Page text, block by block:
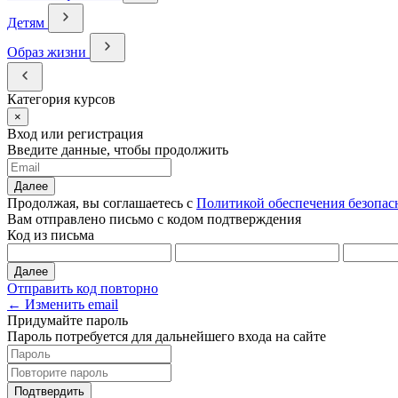
Детям
Образ жизни
Категория курсов
×
Вход или регистрация
Введите данные, чтобы продолжить
Далее
Продолжая, вы соглашаетесь с Политикой обеспечения
Вам отправлено письмо с кодом подтверждения
Код из письма
Далее
Отправить код повторно
← Изменить email
Придумайте пароль
Пароль потребуется для дальнейшего входа на сайте
Подтвердить